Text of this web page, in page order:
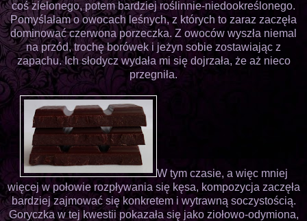
coś zielonego, potem bardziej roślinnie-niedookreślonego.
Pomyślałam o owocach leśnych, z których to zaraz zaczęła
dominować czerwona porzeczka. Z owoców wyszła niemal
na przód, trochę borówek i jeżyn sobie zostawiając z
zapachu. Ich słodycz wydała mi się dojrzała, że aż nieco
przegniła.
W tym czasie, a więc mniej
więcej w połowie rozpływania się kęsa, kompozycja zaczęła
bardziej zajmować się konkretem i wytrawną soczystością.
Goryczka w tej kwestii pokazała się jako ziołowo-odymiona,